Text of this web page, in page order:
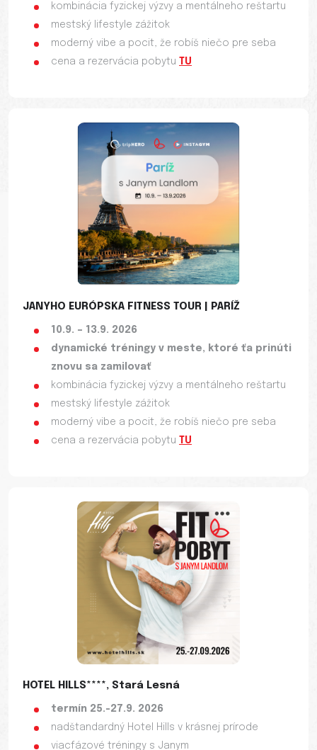
kombinácia fyzickej výzvy a mentálneho reštartu
mestský lifestyle zážitok
moderný vibe a pocit, že robíš niečo pre seba
cena a rezervácia pobytu
TU
JANYHO EURÓPSKA FITNESS TOUR | PARÍŽ
10.9. – 13.9. 2026
dynamické tréningy v meste, ktoré ťa prinúti
znovu sa zamilovať
kombinácia fyzickej výzvy a mentálneho reštartu
mestský lifestyle zážitok
moderný vibe a pocit, že robíš niečo pre seba
cena a rezervácia pobytu
TU
HOTEL HILLS****, Stará Lesná
termín 25.-27.9. 2026
nadštandardný Hotel Hills v krásnej prírode
viacfázové tréningy s Janym